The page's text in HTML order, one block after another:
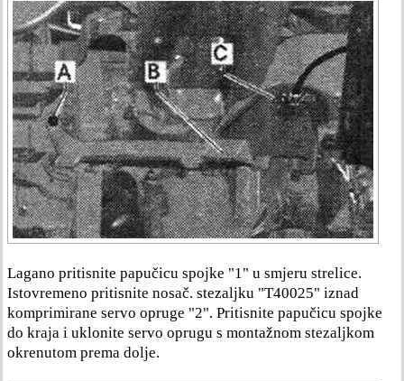
Lagano pritisnite papučicu spojke "1" u smjeru strelice.
Istovremeno pritisnite nosač. stezaljku "T40025" iznad
komprimirane servo opruge "2". Pritisnite papučicu spojke
do kraja i uklonite servo oprugu s montažnom stezaljkom
okrenutom prema dolje.